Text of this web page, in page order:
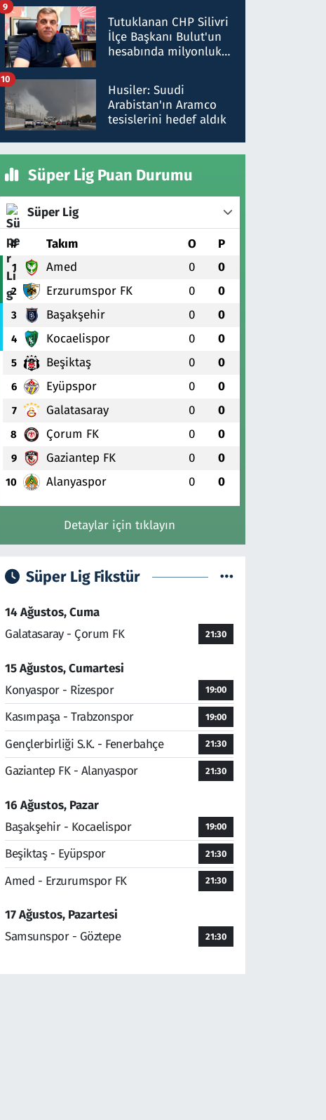
düşürüldüğü" iddiasını
yalanladı
Tutuklanan CHP Silivri
İlçe Başkanı Bulut'un
hesabında milyonluk
talimat verdi, ben
gönderdim
9
Husiler: Suudi
Arabistan'ın Aramco
tesislerini hedef aldık
10
Süper Lig Puan Durumu
Süper Lig
# Takım O P
1 Amed 0 0
2 Erzurumspor FK 0 0
3 Başakşehir 0 0
4 Kocaelispor 0 0
5 Beşiktaş 0 0
6 Eyüpspor 0 0
7 Galatasaray 0 0
8 Çorum FK 0 0
9 Gaziantep FK 0 0
10 Alanyaspor 0 0
Detaylar için tıklayın
Süper Lig Fikstür
14 Ağustos, Cuma
Galatasaray - Çorum FK
21:30
15 Ağustos, Cumartesi
Konyaspor - Rizespor
19:00
Kasımpaşa - Trabzonspor 19:00
Gençlerbirliği S.K. - Fenerbahçe 21:30
Gaziantep FK - Alanyaspor 21:30
16 Ağustos, Pazar
Başakşehir - Kocaelispor
19:00
Beşiktaş - Eyüpspor 21:30
Amed - Erzurumspor FK 21:30
17 Ağustos, Pazartesi
Samsunspor - Göztepe
21:30